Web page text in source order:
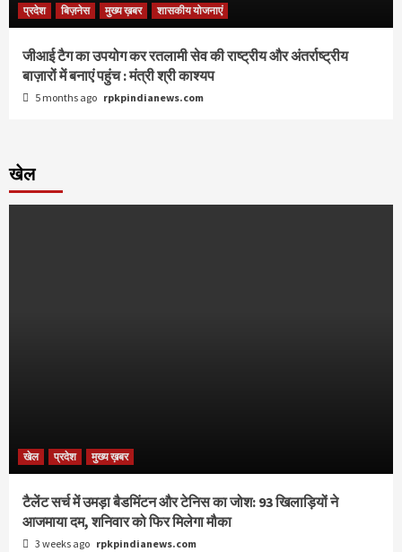
प्रदेश बिज़नेस मुख्य ख़बर शासकीय योजनाएं
जीआई टैग का उपयोग कर रतलामी सेव की राष्ट्रीय और अंतर्राष्ट्रीय
बाज़ारों में बनाएं पहुंच : मंत्री श्री काश्यप
5 months ago rpkpindianews.com
खेल
खेल प्रदेश मुख्य ख़बर
टैलेंट सर्च में उमड़ा बैडमिंटन और टेनिस का जोश: 93 खिलाड़ियों ने
आजमाया दम, शनिवार को फिर मिलेगा मौका
3 weeks ago rpkpindianews.com